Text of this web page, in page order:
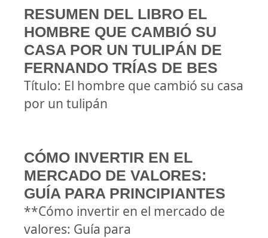
RESUMEN DEL LIBRO EL
HOMBRE QUE CAMBIÓ SU
CASA POR UN TULIPÁN DE
FERNANDO TRÍAS DE BES
Título: El hombre que cambió su casa
por un tulipán
CÓMO INVERTIR EN EL
MERCADO DE VALORES:
GUÍA PARA PRINCIPIANTES
**Cómo invertir en el mercado de
valores: Guía para